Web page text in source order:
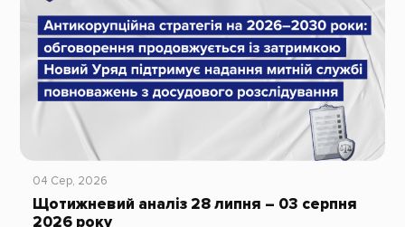
04 Сер, 2026
Щотижневий аналіз 28 липня – 03 серпня
2026 року